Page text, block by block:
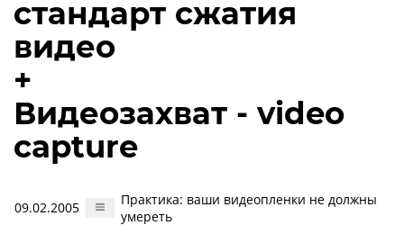
стандарт сжатия
видео
+
Видеозахват - video
capture
09.02.2005
Практика: ваши видеопленки не должны
умереть